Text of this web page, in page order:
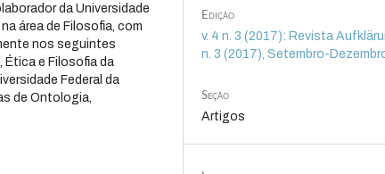
da Universidade
área de Filosofia, com
nos seguintes
Ética e Filosofia da
Federal da
de Ontologia,
Edição
v. 4 n. 3 (2017): Revista
n. 3 (2017), Setembro-
Seção
Artigos